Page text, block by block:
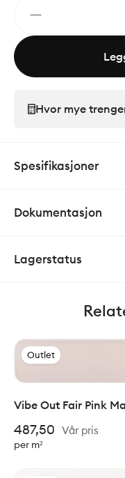
Hvor mye
Spesifikasjoner
Dokumentasjon
Lagerstatus
Outlet
Vibe Out Fair Pink
487,50 Vår pris
per m²